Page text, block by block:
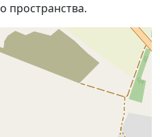
пространства.